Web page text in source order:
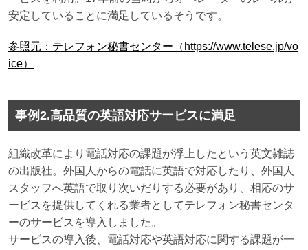
安定していることに満足しているそうです。
参照元：テレフォン秘書センター（https://www.telese.jp/vo
ice）
事例2.高品質の英語対応サービスに満足
組織改革により電話対応の課題が浮上したという英文雑誌
の出版社。外国人からの電話に英語で対応したり、外国人
スタッフへ英語で取り次いだりする必要があり、相応のサ
ービスを提供してくれる業者としてテレフォン秘書センタ
ーのサービスを導入しました。
サービスの導入後、電話対応や英語対応に関する課題が一